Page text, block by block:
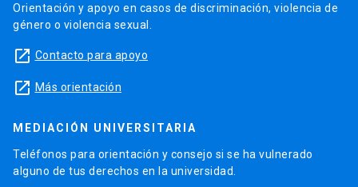
Orientación y apoyo en casos de discriminación, violencia de
género o violencia sexual.
launch Contacto para apoyo
launch Más orientación
MEDIACIÓN UNIVERSITARIA
Teléfonos para orientación y consejo si se ha vulnerado
alguno de tus derechos en la universidad.